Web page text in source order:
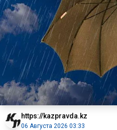
https://kazpravda.kz
06 Августа 2026 03:33